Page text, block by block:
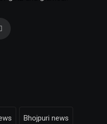
Bhojpuri news